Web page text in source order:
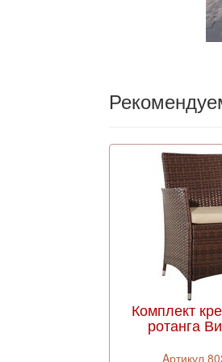
Комплект
ротанга
Aртикул